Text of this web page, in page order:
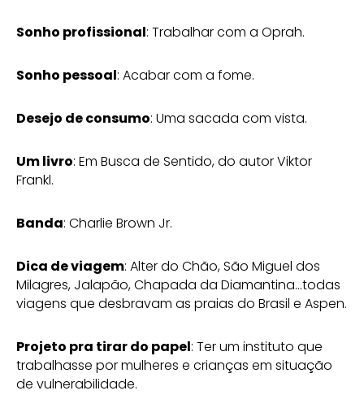
Sonho profissional: Trabalhar com a Oprah.
Sonho pessoal: Acabar com a fome.
Desejo de consumo: Uma sacada com vista.
Um livro: Em Busca de Sentido, do autor Viktor
Frankl.
Banda: Charlie Brown Jr.
Dica de viagem: Alter do Chão, São Miguel dos
Milagres, Jalapão, Chapada da Diamantina…todas
viagens que desbravam as praias do Brasil e Aspen.
Projeto pra tirar do papel: Ter um instituto que
trabalhasse por mulheres e crianças em situação
de vulnerabilidade.